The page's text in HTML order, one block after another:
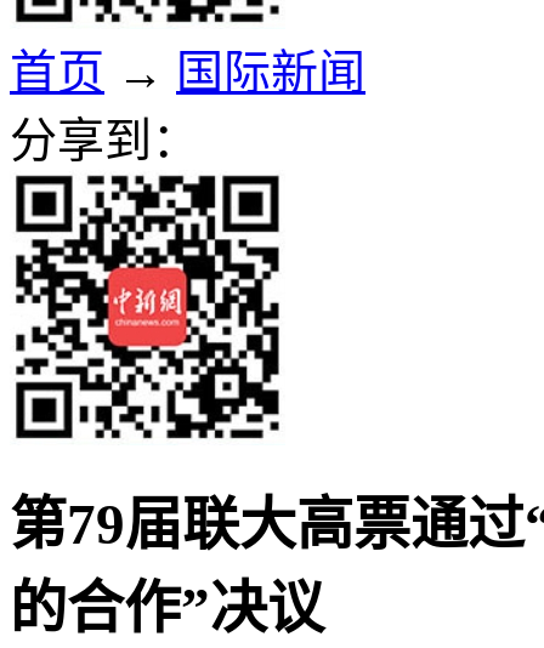
首页 → 国际新闻
分享到：
第79届联大高票通
的合作”决议